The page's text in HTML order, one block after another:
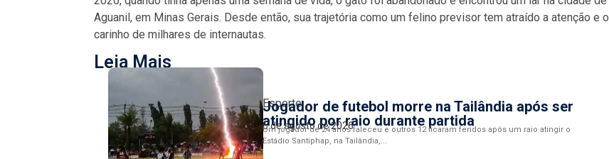
Aguanil, em Minas Gerais. Desde então, sua trajetória como um felino previsor tem atraído a atenção e o
carinho de milhares de internautas.
Leia Mais
Esporte
Jogador de futebol morre na Tailândia após ser
atingido por raio durante partida
6 de agosto de 2026
Um jogador de 24 anos faleceu e outros 12 ficaram feridos após um raio atingir o
Estádio Santiphap, na Tailândia,...